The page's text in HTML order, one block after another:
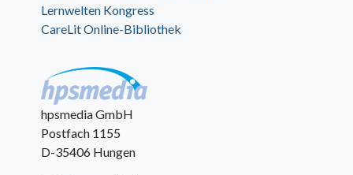
Lernwelten Kongress
CareLit Online-Bibliothek
hpsmedia GmbH
Postfach 1155
D-35406 Hungen